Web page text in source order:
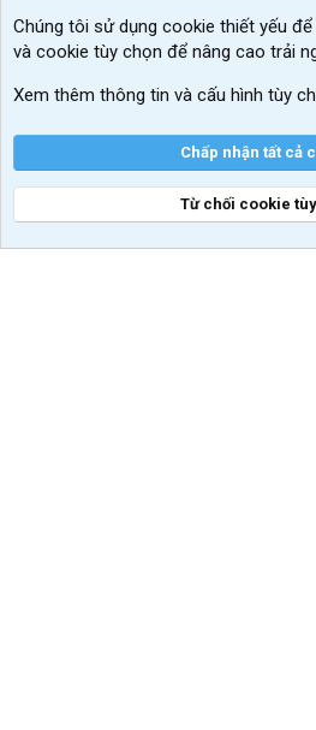
Chúng tôi sử dụng cookie thiết yếu để
và cookie tùy chọn để nâng cao trải
Xem thêm thông tin và cấu hình tùy
Chấp nhận tất cả
Từ chối cookie